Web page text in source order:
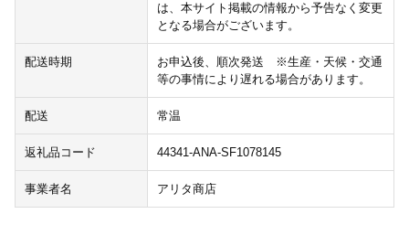
は、本サイト掲載の情報から予告なく変更
となる場合がございます。
配送時期
お申込後、順次発送 ※生産・天候・交通
等の事情により遅れる場合があります。
配送 常温
返礼品コード 44341-ANA-SF1078145
事業者名 アリタ商店